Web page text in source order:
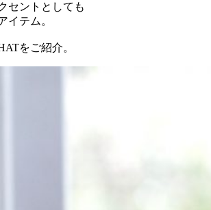
セントとしても
イテム。
をご紹介。